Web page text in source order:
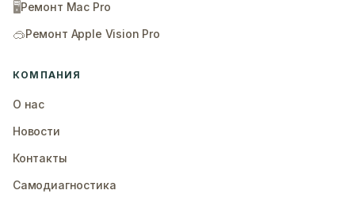
🖥️Ремонт Mac Pro
🥽Ремонт Apple Vision Pro
КОМПАНИЯ
О нас
Новости
Контакты
Самодиагностика